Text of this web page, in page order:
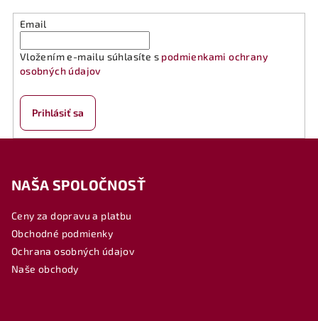
Email
Vložením e-mailu súhlasíte s podmienkami ochrany
osobných údajov
Prihlásiť sa
NAŠA SPOLOČNOSŤ
Ceny za dopravu a platbu
Obchodné podmienky
Ochrana osobných údajov
Naše obchody